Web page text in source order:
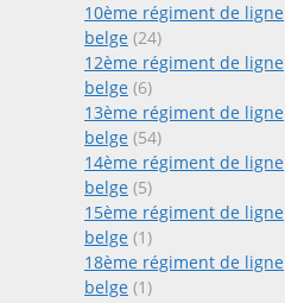
10ème régiment de ligne
belge (24)
12ème régiment de ligne
belge (6)
13ème régiment de ligne
belge (54)
14ème régiment de ligne
belge (5)
15ème régiment de ligne
belge (1)
18ème régiment de ligne
belge (1)